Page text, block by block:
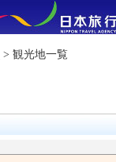
> 観光地一覧